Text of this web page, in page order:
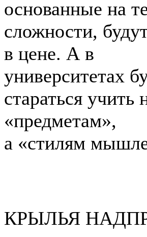
основанные на
сложности,
в цене. А в
университетах
стараться учить
«предметам»,
а «стилям
КРЫЛЬЯ